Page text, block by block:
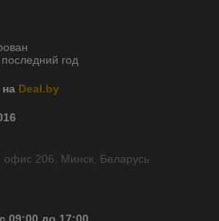
год
Deal.by
офис 206, Минск, Беларусь